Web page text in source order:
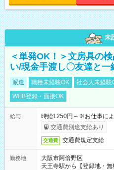
未
＜単発OK！＞文房具の
い/現金手渡し〇友達と一
派遣 職種未経験OK 社会人未経験
WEB登録・面接OK
給与
時給1250円～※お仕事に
交通費別途支給あり
交通費 交通費規定支給
勤務地
大阪市阿倍野区
天王寺駅から【登録地・